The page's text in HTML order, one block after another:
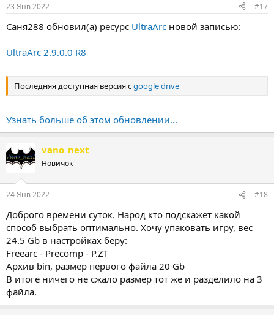
23 Янв 2022 #17
Саня288 обновил(а) ресурс UltraArc новой записью:
UltraArc 2.9.0.0 R8
Последняя доступная версия сgoogle drive
Узнать больше об этом обновлении...
vano_next
Новичок
24 Янв 2022 #18
Доброго времени суток. Народ кто подскажет какой
способ выбрать оптимально. Хочу упаковать игру, вес
24.5 Gb в настройках беру:
Freearc - Precomp - P.ZT
Архив bin, размер первого файла 20 Gb
В итоге ничего не сжало размер тот же и разделило на 3
файла.